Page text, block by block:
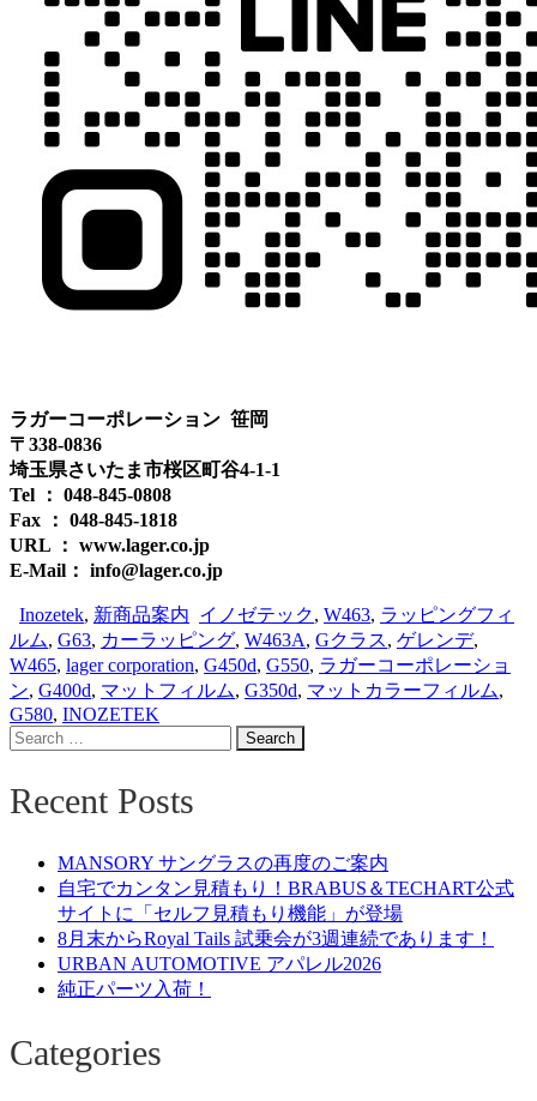
ラガーコーポレーション 笹岡
〒338-0836
埼玉県さいたま市桜区町谷4-1-1
Tel ： 048-845-0808
Fax ： 048-845-1818
URL ： www.lager.co.jp
E-Mail： info@lager.co.jp
Inozetek, 新商品案内 イノゼテック, W463, ラッピングフィ
ルム, G63, カーラッピング, W463A, Gクラス, ゲレンデ,
W465, lager corporation, G450d, G550, ラガーコーポレーショ
ン, G400d, マットフィルム, G350d, マットカラーフィルム,
G580, INOZETEK
Search
for:
Recent Posts
MANSORY サングラスの再度のご案内
自宅でカンタン見積もり！BRABUS＆TECHART公式
サイトに「セルフ見積もり機能」が登場
8月末からRoyal Tails 試乗会が3週連続であります！
URBAN AUTOMOTIVE アパレル2026
純正パーツ入荷！
Categories